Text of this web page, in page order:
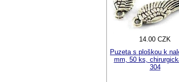
14.00 CZK
Puzeta s ploškou k
mm, 50 ks,
304